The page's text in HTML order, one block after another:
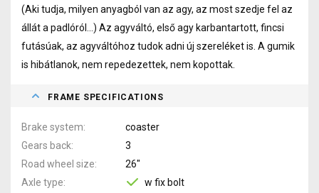
(Aki tudja, milyen anyagból van az agy, az most szedje fel az
állát a padlóról...) Az agyváltó, első agy karbantartott, fincsi
futásúak, az agyváltóhoz tudok adni új szereléket is. A gumik
is hibátlanok, nem repedezettek, nem kopottak.
FRAME SPECIFICATIONS
Brake system
coaster
Gears back
3
Road wheel size
26"
Axle type
w fix bolt